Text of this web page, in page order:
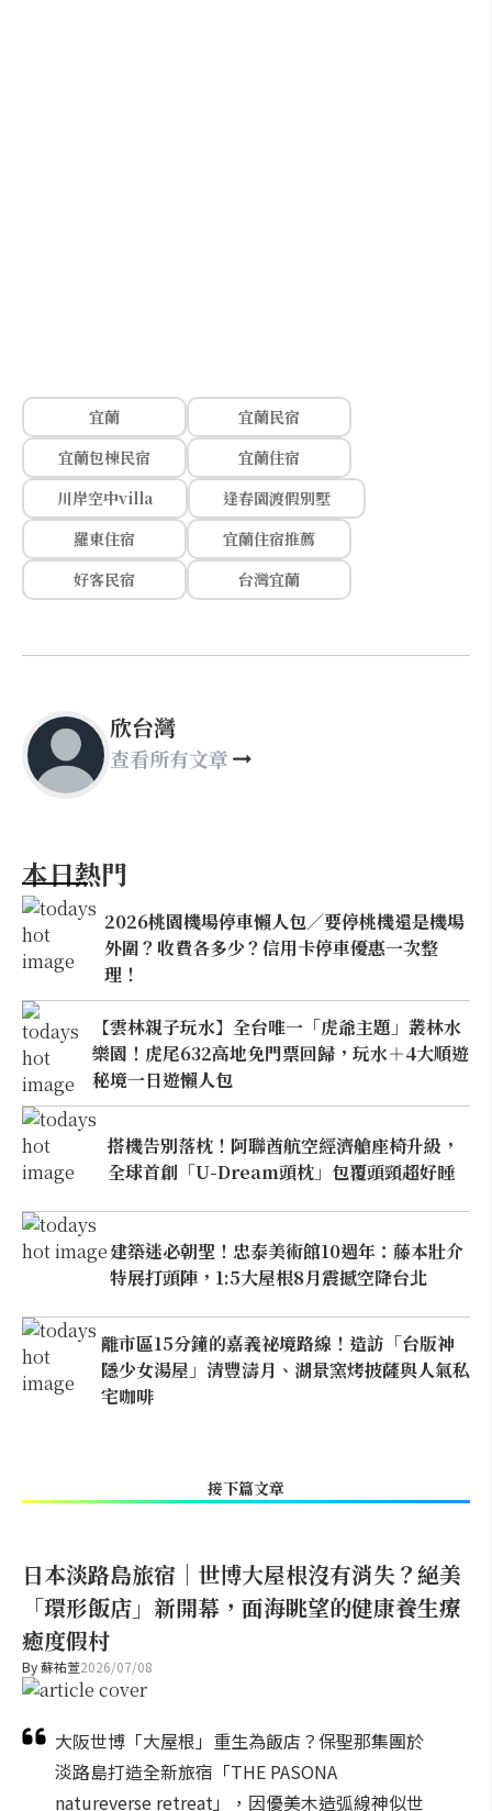
宜蘭
宜蘭民宿
宜蘭包棟民宿
宜蘭住宿
川岸空中villa
逢春園渡假別墅
羅東住宿
宜蘭住宿推薦
好客民宿
台灣宜蘭
欣台灣
查看所有文章
本日熱門
2026桃園機場停車懶人包／要停桃機還是機場
外圍？收費各多少？信用卡停車優惠一次整
理！
【雲林親子玩水】全台唯一「虎爺主題」叢林水
樂園！虎尾632高地免門票回歸，玩水＋4大順遊
秘境一日遊懶人包
搭機告別落枕！阿聯酋航空經濟艙座椅升級，
全球首創「U-Dream頭枕」包覆頭頸超好睡
建築迷必朝聖！忠泰美術館10週年：藤本壯介
特展打頭陣，1:5大屋根8月震撼空降台北
離市區15分鐘的嘉義祕境路線！造訪「台版神
隱少女湯屋」清豐濤月、湖景窯烤披薩與人氣私
宅咖啡
接下篇文章
日本淡路島旅宿｜世博大屋根沒有消失？絕美
「環形飯店」新開幕，面海眺望的健康養生療
癒度假村
By蘇祐萱2026/07/08
大阪世博「大屋根」重生為飯店？保聖那集團於
淡路島打造全新旅宿「THE PASONA
natureverse retreat」，因優美木造弧線神似世